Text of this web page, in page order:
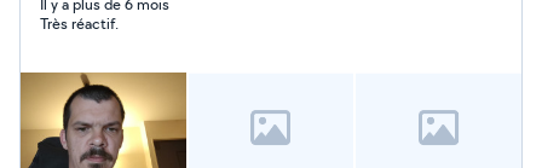
Il y a plus de 6 mois
Très réactif.